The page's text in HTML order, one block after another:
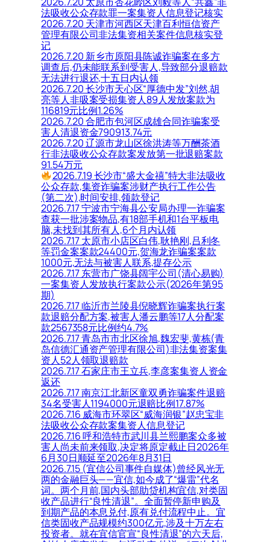
法吸收公众存款罪一案集资人信息登记核实
2026.7.20 天津市河西区天津百利恒信资产
管理有限公司非法集资相关案件信息核实登
记
2026.7.20 新乡市原阳县陈诚诈骗案在多方
调查后,仍未能联系到受害人,导致部分退赔款
无法进行退还,十五日内认领
2026.7.20 长沙市天心区“厚德中发”刘然,胡
亮等人非吸案受损集资人89人发放案款为
116819元比例1.26%
2026.7.20 合肥市包河区成雄合同诈骗案受
害人清退资金790913.74元
2026.7.20 辽源市龙山区徐洪涛等万酬茶酒
行非法吸收公众存款案发放第一批退赔案款
91.54万元
2026.7.19 长沙市“盛大金禧”特大非法吸收
公众存款,集资诈骗案涉财产执行工作公告
(第二次),时间安排,领款登记
2026.7.17 宁波市宁海县公安局办理一诈骗案
查获一批涉案物品,有18部手机和1台平板电
脑,未找到其所有人,6个月内认领
2026.7.17 太原市小店区白伟,耿艳刚,吕利冬
等罚金案案款24400元,贺海龙诈骗案案款
1000元,无法与被害人联系,提存公示
2026.7.17 东营市广饶县阔宇公司(清心易购)
一案集资人发放执行案款公示(2026年第95
期)
2026.7.17 临沂市兰陵县倪晓辉诈骗案执行案
款退赔分配方案,被害人潘云鹏等17人分配案
款2567358元比例约4.7%
2026.7.17 青岛市市北区徐旭,魏宏斐,黄栋(青
岛信德汇通资产管理有限公司)非法集资案集
资人52人领取退赔款
2026.7.17 石家庄市王立兵,李彦案集资人资金
返还
2026.7.17 南京江北新区童双勇诈骗案件退赔
34名受害人1194000元退赔比例17.87%
2026.7.16 威海市环翠区“威海润银”赵忠宝非
法吸收公众存款案集资人信息登记
2026.7.16 呼和浩特市武川县兰熙鹏案众多被
害人尚未前来领取,决定将原定截止日2026年
6月30日顺延至2026年8月31日
2026.7.15 (宜信公司事件自媒体)曾经风光无
两的金融巨头——宜信,如今成了“爆雷”代名
词。两个月前,国内头部助贷机构宜信,对类固
收产品进行“良性清退”。全面暂停新申购及
到期产品的本息兑付,原有兑付流程中止。宜
信类固收产品规模约300亿元,涉及十万左右
投资者。就在宜信官宣“良性清退”的六天后,